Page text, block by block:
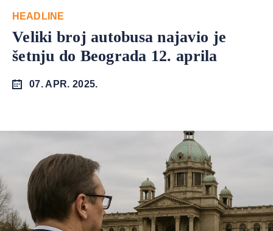
HEADLINE
Veliki broj autobusa najavio je
šetnju do Beograda 12. aprila
07. APR. 2025.